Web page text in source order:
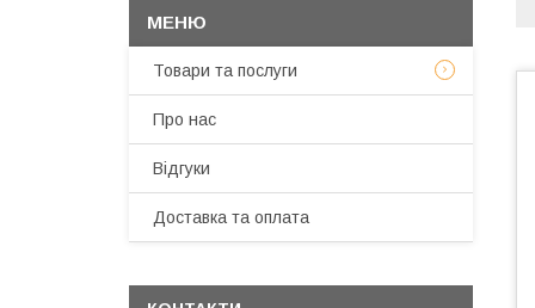
Товари та послуги
Про нас
Відгуки
Доставка та оплата